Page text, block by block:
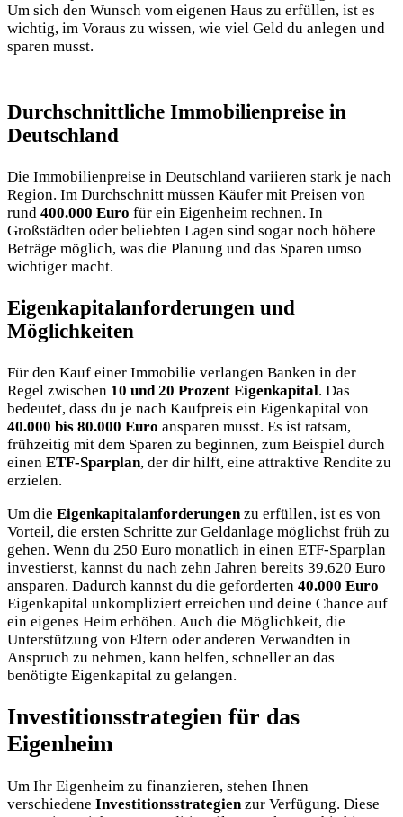
Um sich den Wunsch vom eigenen Haus zu erfüllen, ist es
wichtig, im Voraus zu wissen, wie viel Geld du anlegen und
sparen musst.
Durchschnittliche Immobilienpreise in
Deutschland
Die Immobilienpreise in Deutschland variieren stark je nach
Region. Im Durchschnitt müssen Käufer mit Preisen von
rund 400.000 Euro für ein Eigenheim rechnen. In
Großstädten oder beliebten Lagen sind sogar noch höhere
Beträge möglich, was die Planung und das Sparen umso
wichtiger macht.
Eigenkapitalanforderungen und
Möglichkeiten
Für den Kauf einer Immobilie verlangen Banken in der
Regel zwischen 10 und 20 Prozent Eigenkapital. Das
bedeutet, dass du je nach Kaufpreis ein Eigenkapital von
40.000 bis 80.000 Euro ansparen musst. Es ist ratsam,
frühzeitig mit dem Sparen zu beginnen, zum Beispiel durch
einen ETF-Sparplan, der dir hilft, eine attraktive Rendite zu
erzielen.
Um die Eigenkapitalanforderungen zu erfüllen, ist es von
Vorteil, die ersten Schritte zur Geldanlage möglichst früh zu
gehen. Wenn du 250 Euro monatlich in einen ETF-Sparplan
investierst, kannst du nach zehn Jahren bereits 39.620 Euro
ansparen. Dadurch kannst du die geforderten 40.000 Euro
Eigenkapital unkompliziert erreichen und deine Chance auf
ein eigenes Heim erhöhen. Auch die Möglichkeit, die
Unterstützung von Eltern oder anderen Verwandten in
Anspruch zu nehmen, kann helfen, schneller an das
benötigte Eigenkapital zu gelangen.
Investitionsstrategien für das
Eigenheim
Um Ihr Eigenheim zu finanzieren, stehen Ihnen
verschiedene Investitionsstrategienzur Verfügung. Diese